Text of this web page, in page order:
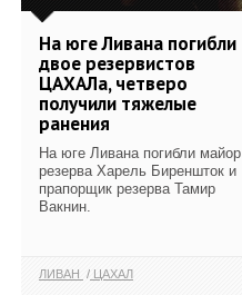
На юге Ливана погибли
двое резервистов
ЦАХАЛа, четверо
получили тяжелые
ранения
На юге Ливана погибли майор
резерва Харель Биреншток и
прапорщик резерва Тамир
Вакнин.
ЛИВАН ЦАХАЛ